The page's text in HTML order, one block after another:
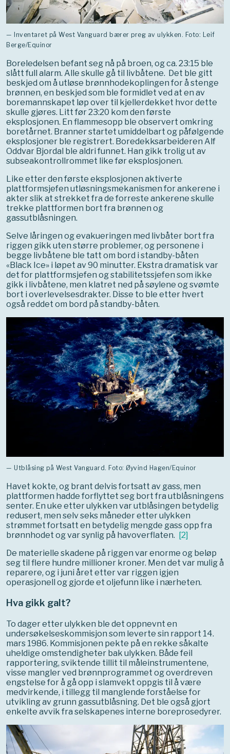
— Inventaret på West Vanguard bærer preg av ulykken. Foto: Leif
Berge/Equinor
Boreledelsen befant seg nå på broen, og ca. 23:15 ble
slått full alarm. Alle skulle gå til livbåtene. Det ble gitt
beskjed om å utløse brønnhodekoplingen for å stenge
brønnen, en beskjed som ble formidlet ved at en av
boremannskapet løp over til kjellerdekket hvor dette
skulle gjøres. Litt før 23:20 kom den første
eksplosjonen. En flammesopp ble observert omkring
boretårnet. Branner startet umiddelbart og påfølgende
eksplosjoner ble registrert. Boredekksarbeideren Alf
Oddvar Bjordal ble aldri funnet. Han gikk trolig ut av
subseakontrollrommet like før eksplosjonen.
Like etter den første eksplosjonen aktiverte
plattformsjefen utløsningsmekanismen for ankerene i
akter slik at strekket fra de forreste ankerene skulle
trekke plattformen bort fra brønnen og
gassutblåsningen.
Selve låringen og evakueringen med livbåter bort fra
riggen gikk uten større problemer, og personene i
begge livbåtene ble tatt om bord i standby-båten
«Black Ice» i løpet av 90 minutter. Ekstra dramatisk var
det for plattformsjefen og stabilitetssjefen som ikke
gikk i livbåtene, men klatret ned på søylene og svømte
bort i overlevelsesdrakter. Disse to ble etter hvert
også reddet om bord på standby-båten.
— Utblåsing på West Vanguard. Foto: Øyvind Hagen/Equinor
Havet kokte, og brant delvis fortsatt av gass, men
plattformen hadde forflyttet seg bort fra utblåsningens
senter. En uke etter ulykken var utblåsingen betydelig
redusert, men selv seks måneder etter ulykken
strømmet fortsatt en betydelig mengde gass opp fra
brønnhodet og var synlig på havoverflaten. [2]
De materielle skadene på riggen var enorme og beløp
seg til flere hundre millioner kroner. Men det var mulig å
reparere, og i juni året etter var riggen igjen
operasjonell og gjorde et oljefunn like i nærheten.
Hva gikk galt?
To dager etter ulykken ble det oppnevnt en
undersøkelseskommisjon som leverte sin rapport 14.
mars 1986. Kommisjonen pekte på en rekke såkalte
uheldige omstendigheter bak ulykken. Både feil
rapportering, sviktende tillit til måleinstrumentene,
visse mangler ved brønnprogrammet og overdreven
engstelse for å gå opp i slamvekt oppgis til å være
medvirkende, i tillegg til manglende forståelse for
utvikling av grunn gassutblåsning. Det ble også gjort
enkelte avvik fra selskapenes interne boreprosedyrer.